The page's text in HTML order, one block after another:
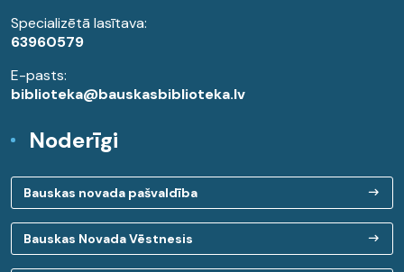
Specializētā lasītava:
63960579
E-pasts:
biblioteka@bauskasbiblioteka.lv
Noderīgi
Bauskas novada pašvaldība
Bauskas Novada Vēstnesis